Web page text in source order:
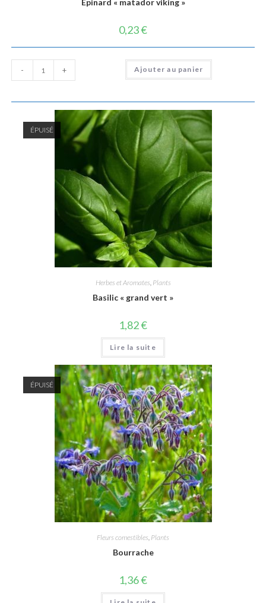
Epinard « matador viking »
0,23€
quantité
de
Epinard
- + Ajouter au panier
ÉPUISÉ
Herbes et Aromates Plants
Basilic « grand vert »
1,82€
Lire la suite
ÉPUISÉ
Fleurs comestibles, Plants
Bourrache
1,36€